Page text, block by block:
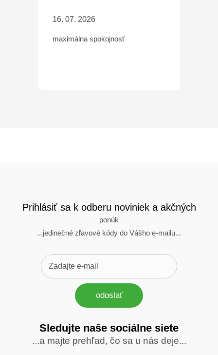
16. 07. 2026
maximálna spokojnosť
Prihlásiť sa k odberu noviniek a akčných
ponúk
...jedinečné zľavové kódy do Vášho e-mailu...
odoslať
Sledujte
nás
Sledujte naše sociálne siete
...a majte prehľad, čo sa u nás deje...